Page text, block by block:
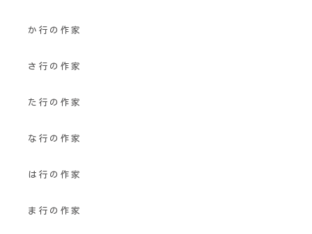
か行の作家
さ行の作家
た行の作家
な行の作家
は行の作家
ま行の作家